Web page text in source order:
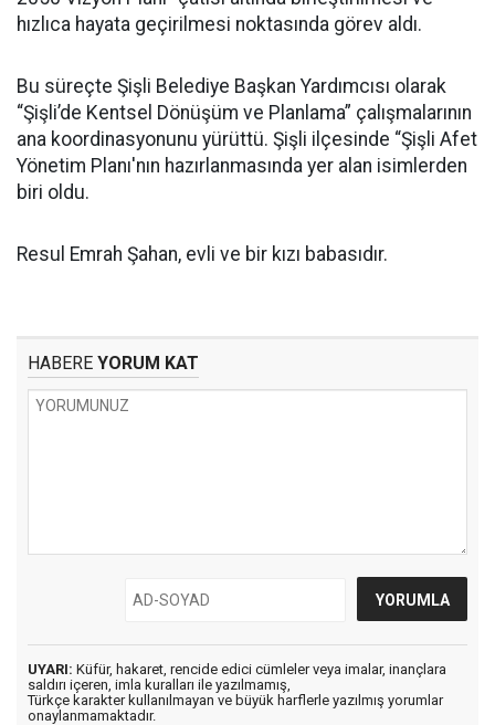
hızlıca hayata geçirilmesi noktasında görev aldı.
Bu süreçte Şişli Belediye Başkan Yardımcısı olarak
“Şişli’de Kentsel Dönüşüm ve Planlama” çalışmalarının
ana koordinasyonunu yürüttü. Şişli ilçesinde “Şişli Afet
Yönetim Planı'nın hazırlanmasında yer alan isimlerden
biri oldu.
Resul Emrah Şahan, evli ve bir kızı babasıdır.
HABERE YORUM KAT
UYARI: Küfür, hakaret, rencide edici cümleler veya imalar, inançlara
saldırı içeren, imla kuralları ile yazılmamış,
Türkçe karakter kullanılmayan ve büyük harflerle yazılmış yorumlar
onaylanmamaktadır.